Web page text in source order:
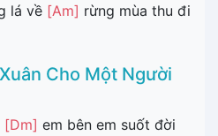
lá về [Am] rừng mùa thu đi
Cho Một Người
[Dm] em bên em suốt đời